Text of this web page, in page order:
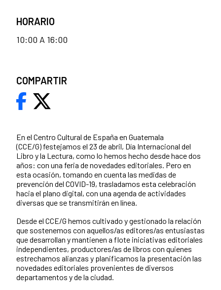
En el Centro Cultural de España en Guatemala
(CCE/G) festejamos el 23 de abril, Día Internacional del
Libro y la Lectura, como lo hemos hecho desde hace dos
años: con una feria de novedades editoriales. Pero en
esta ocasión, tomando en cuenta las medidas de
prevención del COVID-19, trasladamos esta celebración
hacia el plano digital, con una agenda de actividades
diversas que se transmitirán en línea.
Desde el CCE/G hemos cultivado y gestionado la relación
que sostenemos con aquellos/as editores/as entusiastas
que desarrollan y mantienen a flote iniciativas editoriales
independientes, productores/as de libros con quienes
estrechamos alianzas y planificamos la presentación las
novedades editoriales provenientes de diversos
departamentos y de la ciudad.
HORARIO
10:00 A 16:00
COMPARTIR